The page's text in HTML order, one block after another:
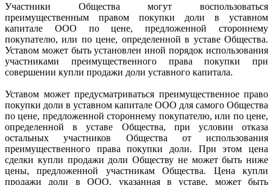
Участники Общества могут воспользоваться
преимущественным правом покупки доли в уставном
капитале ООО по цене, предложенной стороннему
покупателю, или по цене, определенной в уставе Общества.
Уставом может быть установлен иной порядок использования
участниками преимущественного права покупки при
совершении купли продажи доли уставного капитала.
Уставом может предусматриваться преимущественное право
покупки доли в уставном капитале ООО для самого Общества
по цене, предложенной стороннему покупателю, или по цене,
определенной в уставе Общества, при условии отказа
остальных участников Общества от использования
преимущественного права покупки доли. При этом цена
сделки купли продажи доли Обществу не может быть ниже
цены, предложенной участникам Общества. Цена купли
продажи доли в ООО, указанная в уставе, может быть